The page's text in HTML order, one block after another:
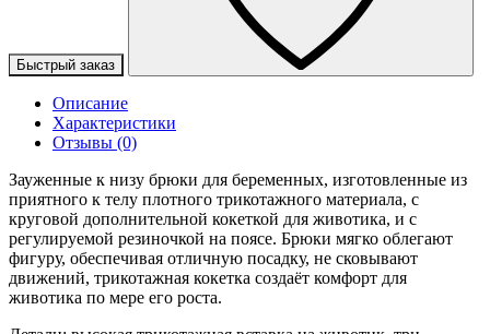
Быстрый заказ
Описание
Характеристики
Отзывы (0)
Зауженные к низу брюки для беременных, изготовленные из
приятного к телу плотного трикотажного материала, с
круговой дополнительной кокеткой для животика, и с
регулируемой резиночкой на поясе. Брюки мягко облегают
фигуру, обеспечивая отличную посадку, не сковывают
движений, трикотажная кокетка создаёт комфорт для
животика по мере его роста.